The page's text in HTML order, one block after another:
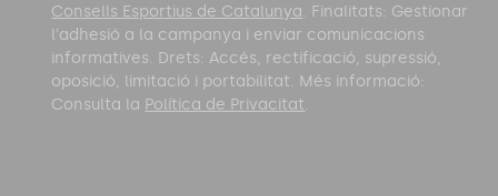
Consells Esportius de Catalunya. Finalitats: Gestionar
l'adhesió a la campanya i enviar comunicacions
informatives. Drets: Accés, rectificació, supressió,
oposició, limitació i portabilitat. Més informació:
Consulta la Política de Privacitat.